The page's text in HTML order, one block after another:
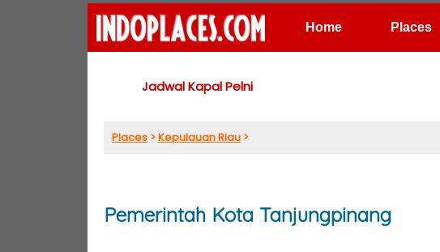
Home Places Hotel
Jadwal Kapal Pelni
Places >Kepulauan Riau >
Pemerintah Kota Tanjungpinang